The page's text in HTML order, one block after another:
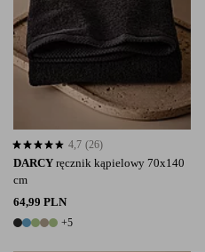
DARCY ręcznik kąpielowy 70x140
cm
64,99 PLN
10 kolory
+5
4,7 opierając się na 26 ocenach
4,7 (26)